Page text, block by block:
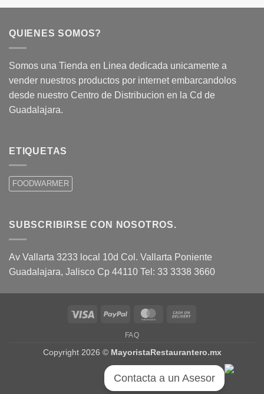
QUIENES SOMOS?
Somos una Tienda en Linea dedicada unicamente a
vender nuestros productos por internet embarcandolos
desde nuestro Centro de Distribucion en la Cd de
Guadalajara.
ETIQUETAS
FOODWARMER
SUBSCRIBIRSE CON NOSOTROS.
Av Vallarta 3233 local 10d Col. Vallarta Poniente
Guadalajara, Jalisco Cp 44110 Tel: 33 3338 3660
Visa PayPal MasterCard
FAQ
Copyright 2026 © MayoristaRestaurantero.mx
Contacta a un Asesor